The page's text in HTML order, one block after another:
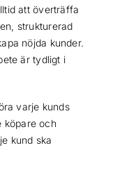
att överträffa
strukturerad
nöjda kunder.
är tydligt i
varje kunds
köpare och
kund ska